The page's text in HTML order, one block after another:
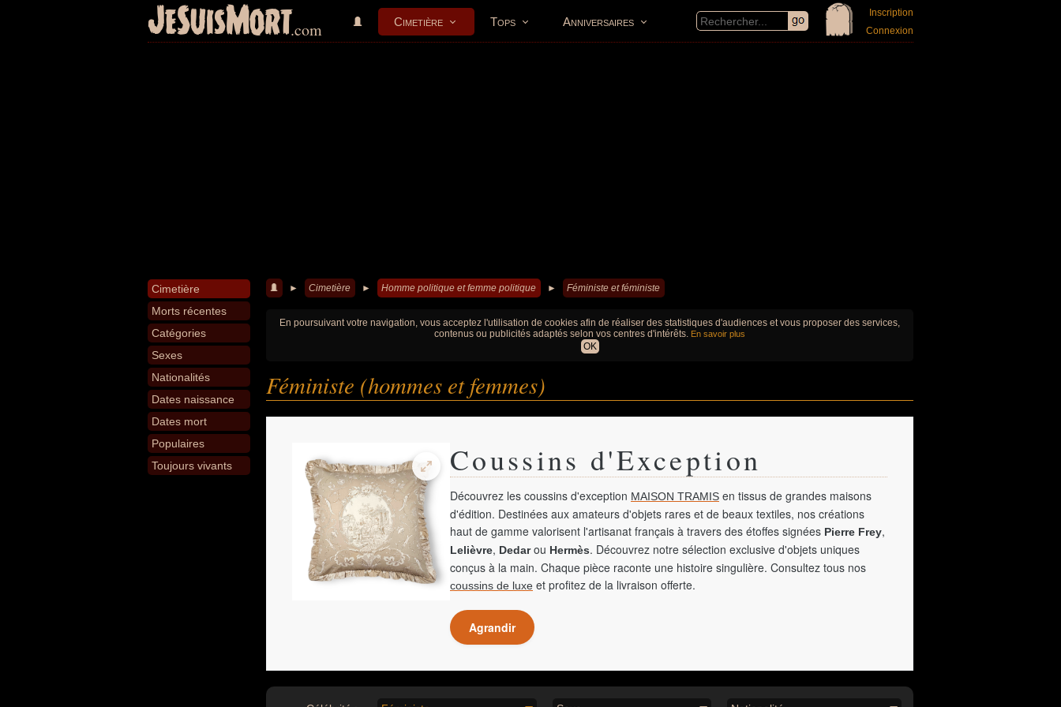
JeSuisMort.com Cimetière Tops Anniversaires
Inscription
Connexion
Cimetière
Morts récentes
Catégories
Sexes
Nationalités
Dates naissance
Dates mort
Populaires
Toujours vivants
► Cimetière ► Homme politique et femme politique ► Féministe et féministe
En poursuivant votre navigation, vous acceptez l'utilisation de cookies afin de réaliser des statistiques d'audiences et vous proposer des services,
contenus ou publicités adaptés selon vos centres d'intérêts. En savoir plus
OK
Féministe (hommes et femmes)
Coussins d'Exception
Découvrez les coussins d'exception MAISON TRAMIS en tissus de grandes maisons
d'édition. Destinées aux amateurs d'objets rares et de beaux textiles, nos créations
haut de gamme valorisent l'artisanat français à travers des étoffes signées Pierre Frey,
Lelièvre, Dedarou Hermès. Découvrez notre sélection exclusive d'objets uniques
conçus à la main. Chaque pièce raconte une histoire singulière. Consultez tous nos
coussins de luxe et profitez de la livraison offerte.
Agrandir